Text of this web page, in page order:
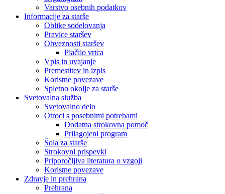
Varstvo osebnih podatkov
Informacije za starše
Oblike sodelovanja
Pravice staršev
Obveznosti staršev
Plačilo vrtca
Vpis in uvajanje
Premestitev in izpis
Koristne povezave
Spletno okolje za starše
Svetovalna služba
Svetovalno delo
Otroci s posebnimi potrebami
Dodatna strokovna pomoč
Prilagojeni program
Šola za starše
Strokovni prispevki
Priporočljiva literatura o vzgoji
Koristne povezave
Zdravje in prehrana
Prehrana